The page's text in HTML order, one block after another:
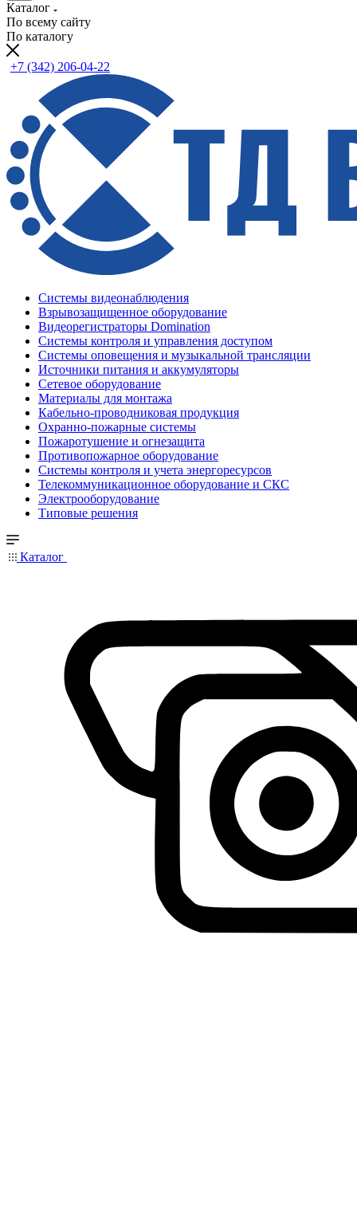
Каталог
По всему сайту
По каталогу
+7 (342) 206-04-22
Системы видеонаблюдения
Взрывозащищенное оборудование
Видеорегистраторы Domination
Системы контроля и управления доступом
Системы оповещения и музыкальной трансляции
Источники питания и аккумуляторы
Сетевое оборудование
Материалы для монтажа
Кабельно-проводниковая продукция
Охранно-пожарные системы
Пожаротушение и огнезащита
Противопожарное оборудование
Системы контроля и учета энергоресурсов
Телекоммуникационное оборудование и СКС
Электрооборудование
Типовые решения
Каталог